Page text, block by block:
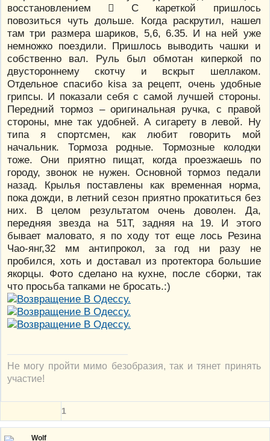
восстановлением  С кареткой пришлось
повозиться чуть дольше. Когда раскрутил, нашел
там три размера шариков, 5,6, 6.35. И на ней уже
немножко поездили. Пришлось выводить чашки и
собственно вал. Руль был обмотан киперкой по
двустороннему скотчу и вскрыт шеллаком.
Отдельное спасибо kisa за рецепт, очень удобные
грипсы. И показали себя с самой лучшей стороны.
Передний тормоз – оригинальная ручка, с правой
стороны, мне так удобней. А сигарету в левой. Ну
типа я спортсмен, как любит говорить мой
начальник. Тормоза родные. Тормозные колодки
тоже. Они приятно пищат, когда проезжаешь по
городу, звонок не нужен. Основной тормоз педали
назад. Крылья поставлены как временная норма,
пока дожди, в летний сезон приятно прокатиться без
них. В целом результатом очень доволен. Да,
передняя звезда на 51Т, задняя на 19. И этого
бывает маловато, я по ходу тот еще лось Резина
Чао-янг,32 мм антипрокол, за год ни разу не
пробился, хоть и доставал из протектора большие
якорцы. Фото сделано на кухне, после сборки, так
что просьба тапками не бросать.:)
Не могу пройти мимо безобразия, так и тянет принять
участие!
1
Wolf